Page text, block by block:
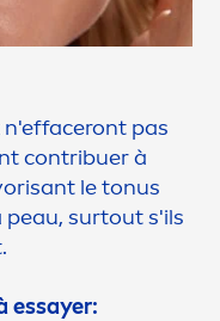
n'effaceront pas
contribuer à
le tonus
peau, surtout s'ils
essayer: